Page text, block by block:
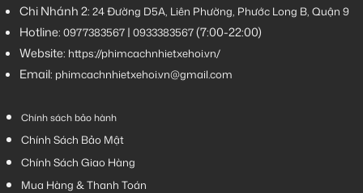
Chi Nhánh 2: 24 Đường D5A, Liên Phường, Phước Long B, Quận 9
Hotline: 0977383567| 0933383567(7:00-22:00)
Website: https://phimcachnhietxehoi.vn/
Email: phimcachnhietxehoi.vn@gmail.com
Chính sách bảo hành
Chính Sách Bảo Mật
Chính Sách Giao Hàng
Mua Hàng & Thanh Toán